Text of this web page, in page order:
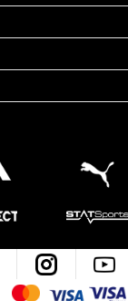
Facebook Instagram
MaestroMastercard
Visa